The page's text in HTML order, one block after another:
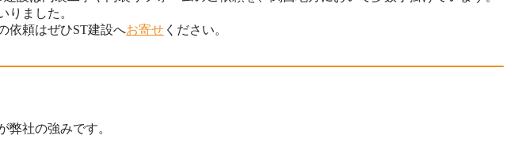
ました。
依頼はぜひST建設へお寄せ ください。
社の強みです。